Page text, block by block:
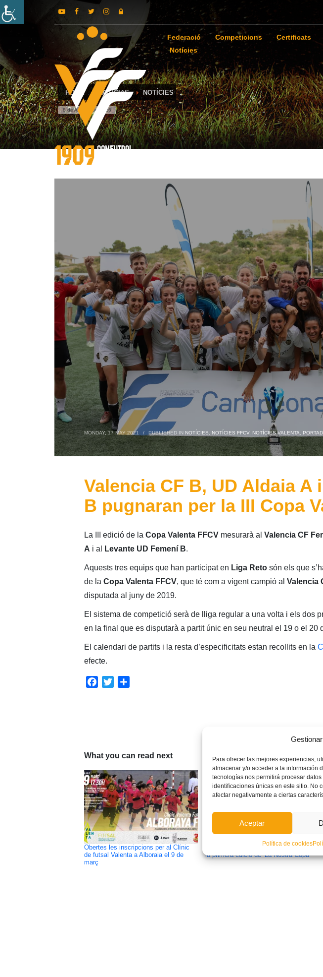
Para ofrecer las mejores experiencias,
almacenar y/o acceder a la información
tecnologías nos permitirá procesar
identificaciones únicas en este sitio. No
afectar negativamente a ciertas
Aceptar
Política de cookies
Federació Competicions Certificats
Notícies
HOME NOTICIAS NOTÍCIES
8 de August de 2026
MONDAY, 17 MAY 2021 / PUBLISHED IN NOTÍCIES NOTÍCIES FFCV, NOTÍCIES VALENTA
Valencia CF B, UD Aldaia A
B pugnaran per la III Copa
La III edició de la Copa Valenta FFCVmesurarà al Valencia CF
A i al Levante UD Femení B.
Aquests tres equips que han participat en Liga Retosón els que
de la Copa Valenta FFCV, que té com a vigent campió al Valencia
disputada al juny de 2019.
El sistema de competició serà de lliga regular a una volta i els dos
en la final que es disputarà a partit únic en seu neutral el 19 o el 20
El calendari de partits i la resta d’especificitats estan recollits en la
efecte.
Facebook
Twitter
What you can read next
Obertes les inscripcions per al Clínic
de futsal Valenta a Alboraia el 9 de
març
Aquests són els 364 equips inscrits en
la primera edició de ‘La Nostra Copa’